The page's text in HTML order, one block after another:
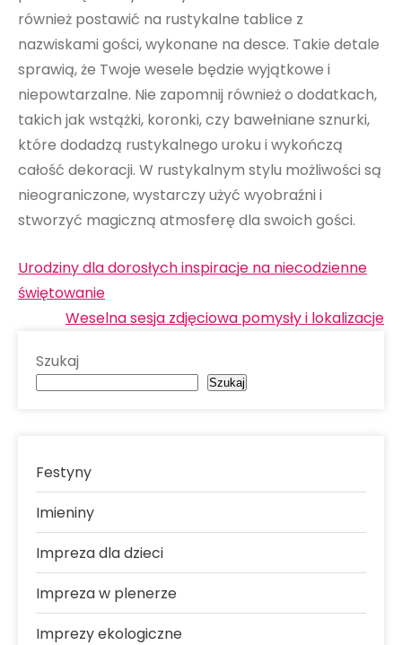
również postawić na rustykalne tablice z
nazwiskami gości, wykonane na desce. Takie detale
sprawią, że Twoje wesele będzie wyjątkowe i
niepowtarzalne. Nie zapomnij również o dodatkach,
takich jak wstążki, koronki, czy bawełniane sznurki,
które dodadzą rustykalnego uroku i wykończą
całość dekoracji. W rustykalnym stylu możliwości są
nieograniczone, wystarczy użyć wyobraźni i
stworzyć magiczną atmosferę dla swoich gości.
Nawigacja
wpisu
Urodziny dla dorosłych inspiracje na niecodzienne
świętowanie
Weselna sesja zdjęciowa pomysły i lokalizacje
Szukaj
Szukaj
Festyny
Imieniny
Impreza dla dzieci
Impreza w plenerze
Imprezy ekologiczne